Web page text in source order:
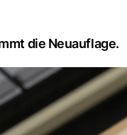
die Neuauflage.